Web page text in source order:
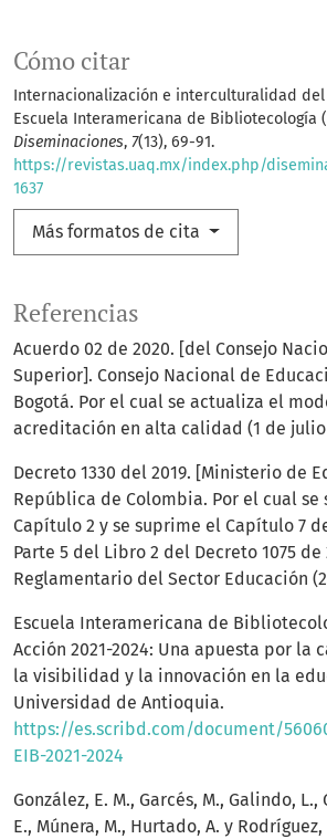
Cómo citar
Internacionalización e interculturalidad
Escuela Interamericana de Bibliotecología
Diseminaciones, 7(13), 69-91.
https://revistas.uaq.mx/index.php/
1637
Más formatos de cita
Referencias
Acuerdo 02 de 2020. [del Consejo
Superior]. Consejo Nacional de
Bogotá. Por el cual se actualiza el
acreditación en alta calidad (1 de julio
Decreto 1330 del 2019. [Ministerio de
República de Colombia. Por el cual se
Capítulo 2 y se suprime el Capítulo 7
Parte 5 del Libro 2 del Decreto 1075 de
Reglamentario del Sector Educación
Escuela Interamericana de
Acción 2021-2024: Una apuesta por la
la visibilidad y la innovación en la
Universidad de Antioquia.
https://es.scribd.com/document/
EIB-2021-2024
González, E. M., Garcés, M., Galindo, L.,
E., Múnera, M., Hurtado, A. y Rodríguez,